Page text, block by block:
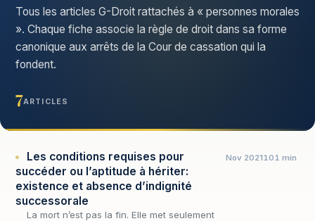
Tous les articles G-Droit rattachés à « personnes morales
». Chaque fiche associe la règle de droit dans sa forme
canonique aux arrêts de la Cour de cassation qui la
fondent.
7ARTICLES
Les conditions requises pour
succéder ou l’aptitude à hériter:
existence et absence d’indignité
successorale
La mort n’est pas la fin. Elle met seulement
Nov 2021101 min